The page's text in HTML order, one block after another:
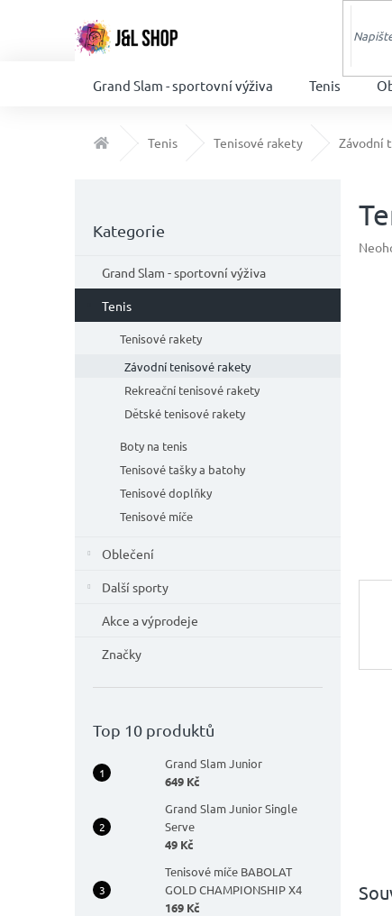
Grand Slam - sportovní výživa Tenis
Domů Tenis Tenisové rakety Závodní
a
n
kategorie
Kategorie
Grand Slam - sportovní výživa
Tenis
Tenisové rakety
Závodní tenisové rakety
Rekreační tenisové rakety
Dětské tenisové rakety
Boty na tenis
Tenisové tašky a batohy
Tenisové doplňky
Tenisové míče
Oblečení
Další sporty
Akce a výprodeje
Značky
Top 10 produktů
Grand Slam Junior
649 Kč
Grand Slam Junior Single
Serve
49 Kč
Tenisové míče BABOLAT
GOLD CHAMPIONSHIP X4
169 Kč